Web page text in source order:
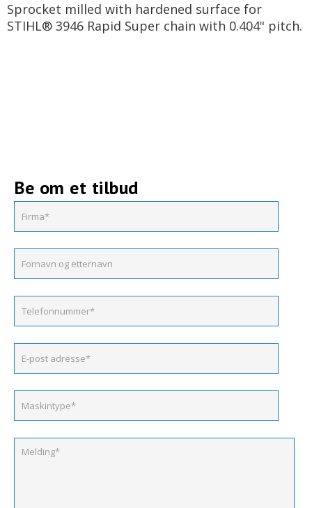
Sprocket milled with hardened surface for
STIHL® 3946 Rapid Super chain with 0.404" pitch.
Be om et tilbud